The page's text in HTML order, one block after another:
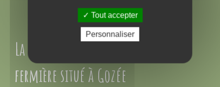
La ferme du pavé, exploitation
fermière situé à Gozée
Tout accepter
Personnaliser